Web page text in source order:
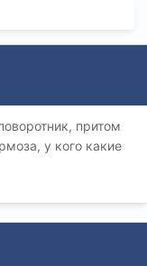
притом
у кого какие